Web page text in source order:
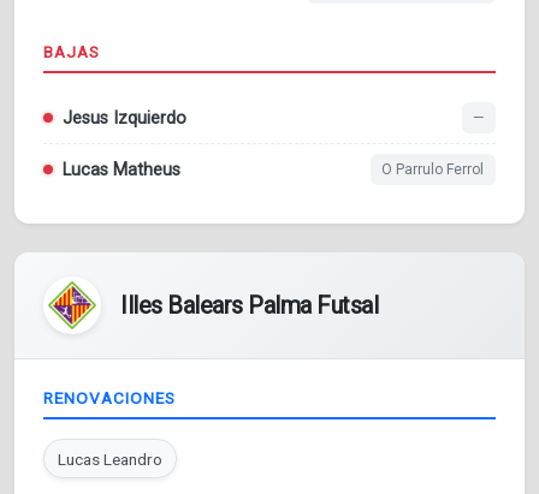
BAJAS
Jesus Izquierdo —
Lucas Matheus O Parrulo Ferrol
Illes Balears Palma Futsal
RENOVACIONES
Lucas Leandro